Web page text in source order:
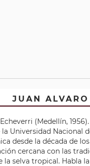
JUAN
(Medellín,
Universidad Nacional
desde la década de
cercana con las
la selva tropical. Habla